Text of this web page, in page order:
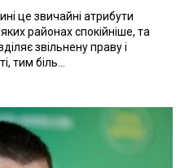
це звичайні атрибути
районах спокійніше, та
звільнену праву і
тим біль...